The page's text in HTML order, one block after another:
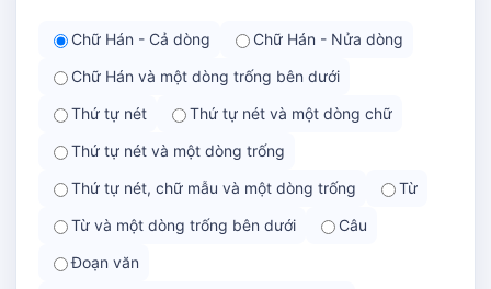
Chữ Hán - Cả dòng
Chữ Hán - Nửa dòng
Chữ Hán và một dòng trống bên dưới
Thứ tự nét
Thứ tự nét và một dòng chữ
Thứ tự nét và một dòng trống
Thứ tự nét, chữ mẫu và một dòng trống
Từ
Từ và một dòng trống bên dưới
Câu
Đoạn văn